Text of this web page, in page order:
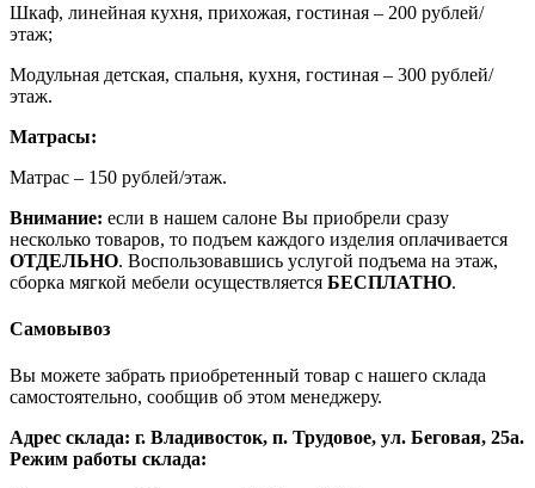
Шкаф, линейная кухня, прихожая, гостиная – 200 рублей/
этаж;
Модульная детская, спальня, кухня, гостиная – 300 рублей/
этаж.
Матрасы:
Матрас – 150 рублей/этаж.
Внимание: если в нашем салоне Вы приобрели сразу
несколько товаров, то подъем каждого изделия оплачивается
ОТДЕЛЬНО. Воспользовавшись услугой подъема на этаж,
сборка мягкой мебели осуществляется БЕСПЛАТНО.
Самовывоз
Вы можете забрать приобретенный товар с нашего склада
самостоятельно, сообщив об этом менеджеру.
Адрес склада: г. Владивосток, п. Трудовое, ул. Беговая, 25а.
Режим работы склада: